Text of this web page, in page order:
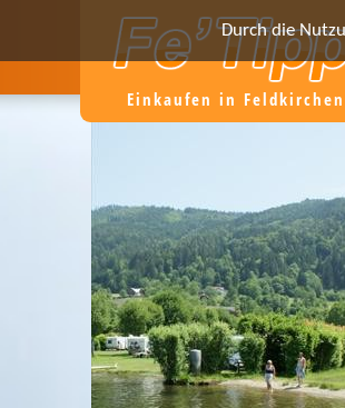
Durch die
Einkaufen in Feldkirchen